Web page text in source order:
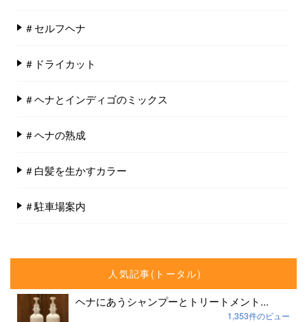
＃セルフヘナ
＃ドライカット
＃ヘナとインディゴのミックス
＃ヘナの熟成
＃白髪を生かすカラー
＃駐車場案内
人気記事(トータル)
ヘナにあうシャンプーとトリートメント...
1,353件のビュー